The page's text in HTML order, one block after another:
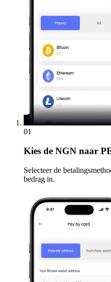
01
Kies de NGN naar
Selecteer de
bedrag in.